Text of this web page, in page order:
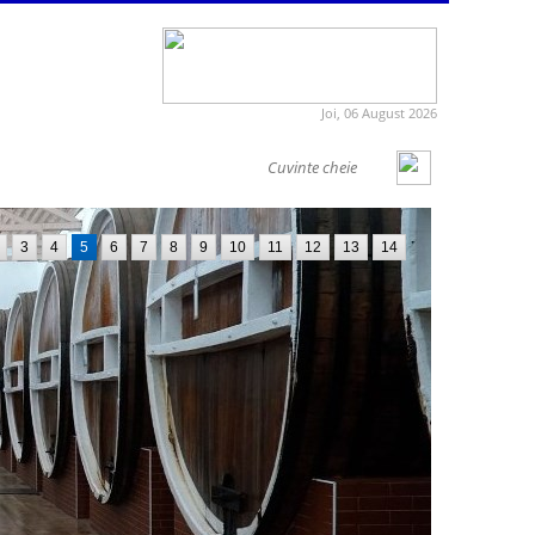
Joi, 06 August 2026
3 4 5 6 7 8 9 10 11 12 13 14